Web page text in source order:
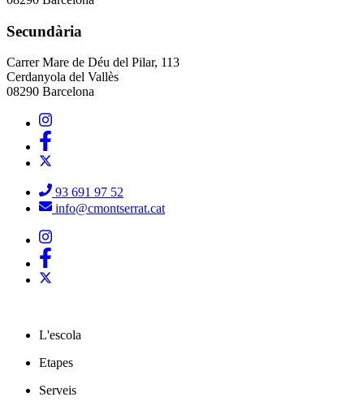
Secundària
Carrer Mare de Déu del Pilar, 113
Cerdanyola del Vallès
08290 Barcelona
93 691 97 52
info@cmontserrat.cat
L'escola
Etapes
Serveis